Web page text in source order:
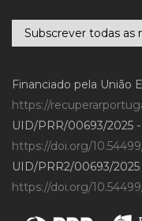
Subscrever todas as
Financiado pela União
https://
UID/PRR/00693/2025 -
https://doi.org/
UID/PRR2/00693/2025
https://doi.org/